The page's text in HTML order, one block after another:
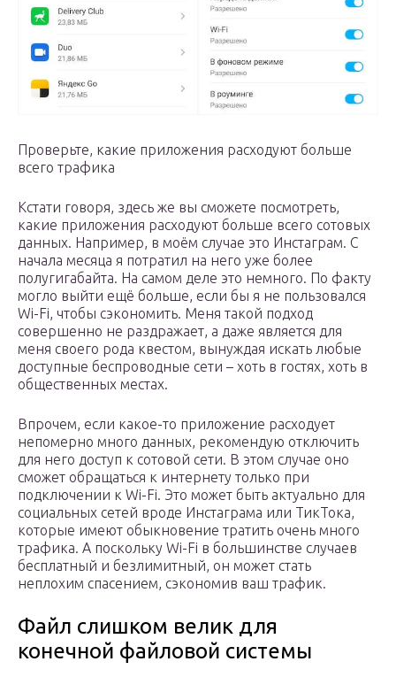
Проверьте, какие приложения расходуют больше
всего трафика
Кстати говоря, здесь же вы сможете посмотреть,
какие приложения расходуют больше всего сотовых
данных. Например, в моём случае это Инстаграм. С
начала месяца я потратил на него уже более
полугигабайта. На самом деле это немного. По факту
могло выйти ещё больше, если бы я не пользовался
Wi-Fi, чтобы сэкономить. Меня такой подход
совершенно не раздражает, а даже является для
меня своего рода квестом, вынуждая искать любые
доступные беспроводные сети – хоть в гостях, хоть в
общественных местах.
Впрочем, если какое-то приложение расходует
непомерно много данных, рекомендую отключить
для него доступ к сотовой сети. В этом случае оно
сможет обращаться к интернету только при
подключении к Wi-Fi. Это может быть актуально для
социальных сетей вроде Инстаграма или ТикТока,
которые имеют обыкновение тратить очень много
трафика. А поскольку Wi-Fi в большинстве случаев
бесплатный и безлимитный, он может стать
неплохим спасением, сэкономив ваш трафик.
Файл слишком велик для
конечной файловой системы